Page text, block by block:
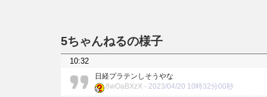
5ちゃんねるの様子
10:32
日経プラテンしそうやな
8wOaBXzX - 2023/04/20 10時32分00秒